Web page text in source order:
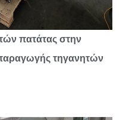
πατάτας στην
τηγανητών